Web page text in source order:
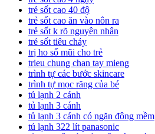
trẻ sốt cao 40 độ
trẻ sốt cao ăn vào nôn ra
trẻ sốt k rõ nguyên nhân
trẻ sốt tiêu chảy
trị ho sổ mũi cho trẻ
trieu chung chan tay mieng
trình tự các bước skincare
trình tự mọc răng của bé
tủ lạnh 2 cánh
tủ lạnh 3 cánh
tủ lạnh 3 cánh có ngăn đông mềm
tủ lạnh 322 lít panasonic